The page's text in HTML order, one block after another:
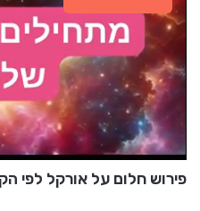
פירוש חלום על אורקל לפי